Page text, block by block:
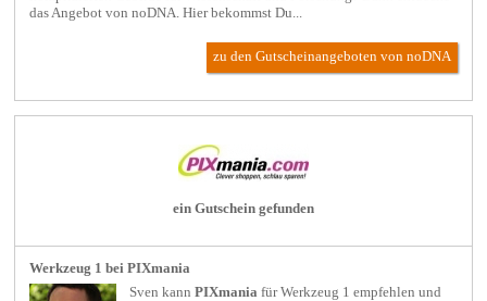
das Angebot von noDNA. Hier bekommst Du...
zu den Gutscheinangeboten von noDNA
ein Gutschein gefunden
Werkzeug 1 bei PIXmania
Sven kannPIXmania fürWerkzeug 1 empfehlen und